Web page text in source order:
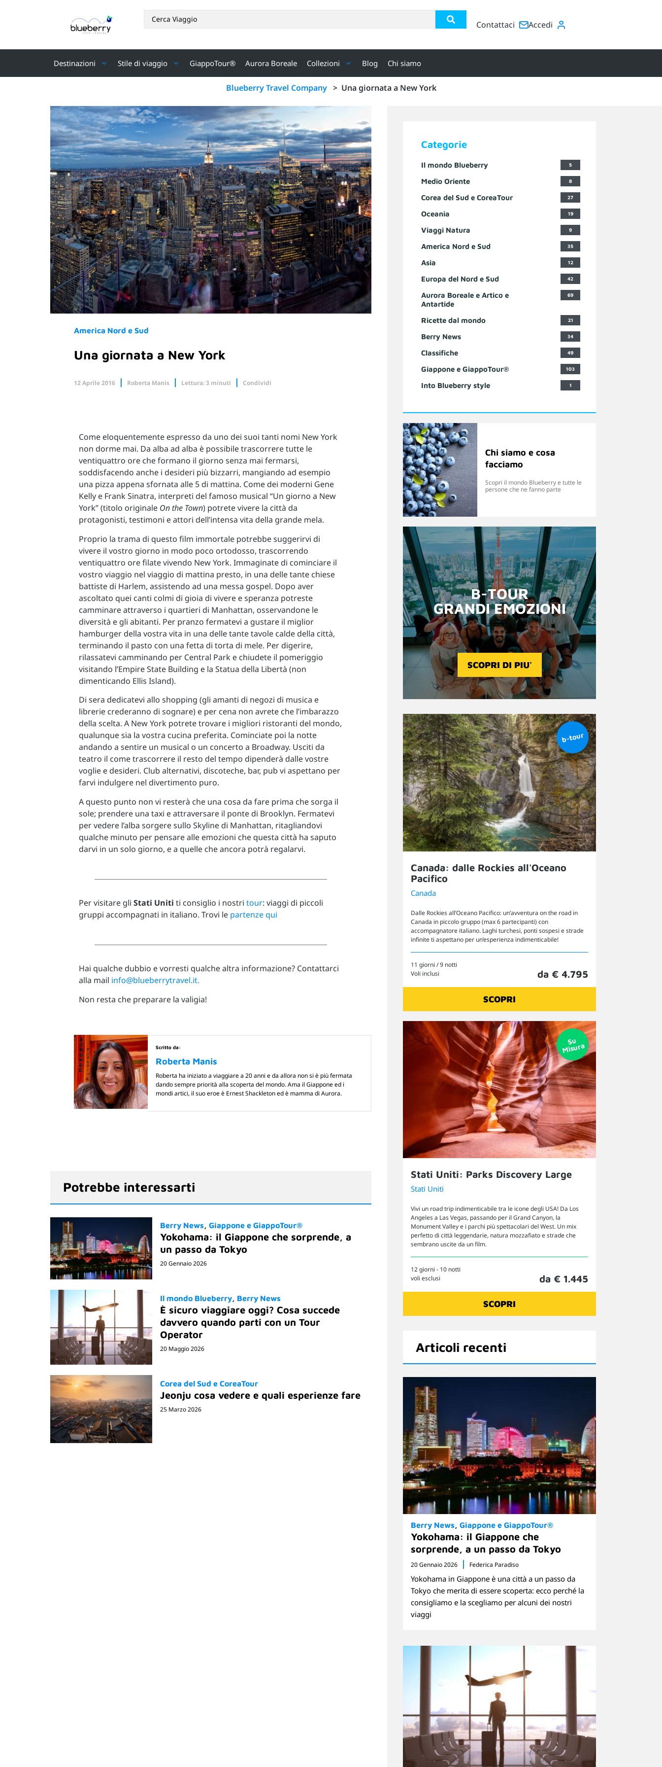
Contattaci Accedi
Destinazioni Stile di viaggio GiappoTour® Aurora Boreale Collezioni Blog Chi siamo
Blueberry Travel Company> Una giornata a New York
America Nord e Sud
Una giornata a New York
12 Aprile 2016 Roberta Manis Lettura: 3 minuti Condividi
Come eloquentemente espresso da uno dei suoi tanti nomi New York
non dorme mai. Da alba ad alba è possibile trascorrere tutte le
ventiquattro ore che formano il giorno senza mai fermarsi,
soddisfacendo anche i desideri più bizzarri, mangiando ad esempio
una pizza appena sfornata alle 5 di mattina. Come dei moderni Gene
Kelly e Frank Sinatra, interpreti del famoso musical “Un giorno a New
York” (titolo originale On the Town) potrete vivere la città da
protagonisti, testimoni e attori dell’intensa vita della grande mela.
Proprio la trama di questo film immortale potrebbe suggerirvi di
vivere il vostro giorno in modo poco ortodosso, trascorrendo
ventiquattro ore filate vivendo New York. Immaginate di cominciare il
vostro viaggio nel viaggio di mattina presto, in una delle tante chiese
battiste di Harlem, assistendo ad una messa gospel. Dopo aver
ascoltato quei canti colmi di gioia di vivere e speranza potreste
camminare attraverso i quartieri di Manhattan, osservandone le
diversità e gli abitanti. Per pranzo fermatevi a gustare il miglior
hamburger della vostra vita in una delle tante tavole calde della città,
terminando il pasto con una fetta di torta di mele. Per digerire,
rilassatevi camminando per Central Park e chiudete il pomeriggio
visitando l’Empire State Building e la Statua della Libertà (non
dimenticando Ellis Island).
Di sera dedicatevi allo shopping (gli amanti di negozi di musica e
librerie crederanno di sognare) e per cena non avrete che l’imbarazzo
della scelta. A New York potrete trovare i migliori ristoranti del mondo,
qualunque sia la vostra cucina preferita. Cominciate poi la notte
andando a sentire un musical o un concerto a Broadway. Usciti da
teatro il come trascorrere il resto del tempo dipenderà dalle vostre
voglie e desideri. Club alternativi, discoteche, bar, pub vi aspettano per
farvi indulgere nel divertimento puro.
A questo punto non vi resterà che una cosa da fare prima che sorga il
sole; prendere una taxi e attraversare il ponte di Brooklyn. Fermatevi
per vedere l’alba sorgere sullo Skyline di Manhattan, ritagliandovi
qualche minuto per pensare alle emozioni che questa città ha saputo
darvi in un solo giorno, e a quelle che ancora potrà regalarvi.
Per visitare gli Stati Uniti ti consiglio i nostri tour: viaggi di piccoli
gruppi accompagnati in italiano. Trovi le partenze qui
Hai qualche dubbio e vorresti qualche altra informazione? Contattarci
alla mail info@blueberrytravel.it.
Non resta che preparare la valigia!
Scritto da:
Roberta Manis
Roberta ha iniziato a viaggiare a 20 anni e da allora non si è più fermata
dando sempre priorità alla scoperta del mondo. Ama il Giappone ed i
mondi artici, il suo eroe è Ernest Shackleton ed è mamma di Aurora.
Potrebbe interessarti
Berry News Giappone e GiappoTour®
Yokohama: il Giappone che sorprende, a
un passo da Tokyo
20 Gennaio 2026
Il mondo Blueberry Berry News
È sicuro viaggiare oggi? Cosa succede
davvero quando parti con un Tour
Operator
20 Maggio 2026
Corea del Sud e CoreaTour
Jeonju cosa vedere e quali esperienze fare
25 Marzo 2026
Categorie
Il mondo Blueberry 5
Medio Oriente 8
Corea del Sud e CoreaTour 27
Oceania 19
Viaggi Natura 9
America Nord e Sud 35
Asia 12
Europa del Nord e Sud 42
Aurora Boreale e Artico e
Antartide
69
Ricette dal mondo 21
Berry News 34
Classifiche 49
Giappone e GiappoTour® 103
Into Blueberry style 1
Chi siamo e cosa
facciamo
Scopri il mondo Blueberry e tutte le
persone che ne fanno parte
B-TOUR
GRANDI EMOZIONI
SCOPRI DI PIU'
Canada: dalle Rockies all'Oceano
Pacifico
Canada
Dalle Rockies all’Oceano Pacifico: un’avventura on the road in
Canada in piccolo gruppo (max 6 partecipanti) con
accompagnatore italiano. Laghi turchesi, ponti sospesi e strade
infinite ti aspettano per un’esperienza indimenticabile!
11 giorni / 9 notti
Voli inclusi
da € 4.795
SCOPRI
Stati Uniti: Parks Discovery Large
Stati Uniti
Vivi un road trip indimenticabile tra le icone degli USA! Da Los
Angeles a Las Vegas, passando per il Grand Canyon, la
Monument Valley e i parchi più spettacolari del West. Un mix
perfetto di città leggendarie, natura mozzafiato e strade che
sembrano uscite da un film.
12 giorni - 10 notti
voli esclusi
da € 1.445
SCOPRI
Articoli recenti
Berry News Giappone e GiappoTour®
Yokohama: il Giappone che
sorprende, a un passo da Tokyo
20 Gennaio 2026 Federica Paradiso
Yokohama in Giappone è una città a un passo da
Tokyo che merita di essere scoperta: ecco perché la
consigliamo e la scegliamo per alcuni dei nostri
viaggi
Cerca il tuo viaggio